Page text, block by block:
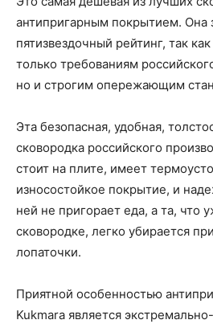
антипригарным покрытием. Она
пятизвездочный рейтинг, так
только требованиям
но и строгим опережающим
Эта безопасная, удобная,
сковородка российского
стоит на плите, имеет
износостойкое покрытие, и
ней не пригорает еда, а та, что
сковородке, легко убирается
лопаточки.
Приятной особенностью
Kukmara является